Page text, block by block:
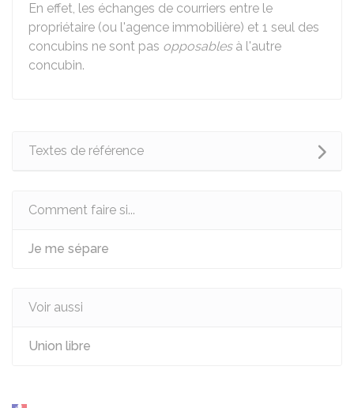
En effet, les échanges de courriers entre le
propriétaire (ou l'agence immobilière) et 1 seul des
concubins ne sont pas opposablesà l'autre
concubin.
Textes de référence
Comment faire si...
Je me sépare
Voir aussi
Union libre